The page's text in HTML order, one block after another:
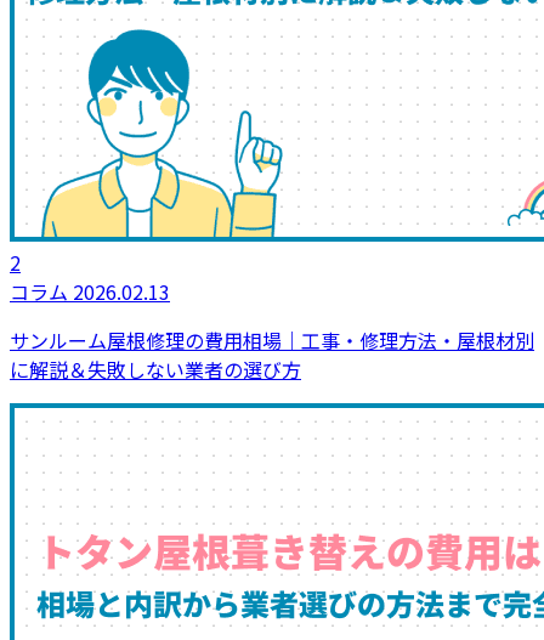
2
コラム 2026.02.13
サンルーム屋根修理の費用相場｜工事・修理方法・屋根材別
に解説＆失敗しない業者の選び方